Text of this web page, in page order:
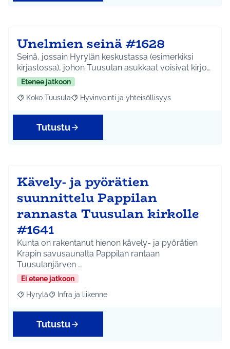
Unelmien seinä #1628
Seinä, jossain Hyrylän keskustassa (esimerkiksi
kirjastossa), johon Tuusulan asukkaat voisivat kirjo…
Etenee jatkoon
Rajaa tulokset aihepiirin mukaan: Koko Tuusula
Koko Tuusula Rajaa tulokset teeman mukaan: Hyvinvointi ja
Hyvinvointi ja yhteisöllisyys
Tutustu
Kävely- ja pyörätien
suunnittelu Pappilan
rannasta Tuusulan kirkolle
#1641
Kunta on rakentanut hienon kävely- ja pyörätien
Krapin savusaunalta Pappilan rantaan
Tuusulanjärven …
Ei etene jatkoon
Rajaa tulokset aihepiirin mukaan: Hyrylä
Hyrylä Rajaa tulokset teeman mukaan: Infra ja liikenne
Infra ja liikenne
Tutustu